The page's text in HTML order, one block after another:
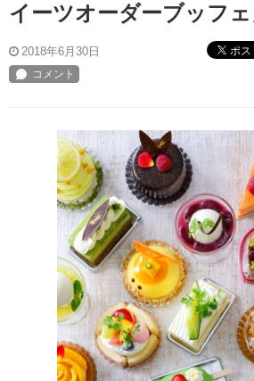
イーツオーダーブッフ
2018年6月30日 ポス